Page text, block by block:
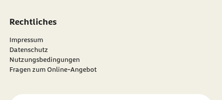
Rechtliches
Impressum
Datenschutz
Nutzungsbedingungen
Fragen zum Online-Angebot